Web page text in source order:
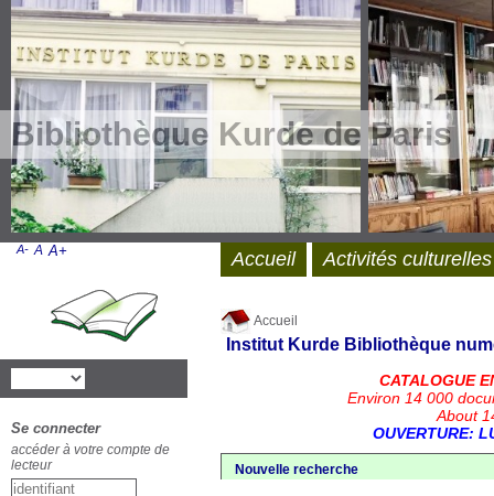
Bibliothèque Kurde de Paris
Accueil
Institut Kurde Bibliothèque
CATALOGUE
Environ 14 000
About
OUVERTURE:
Nouvelle recherche
Accueil Activités culturelles
A- A A+
Se connecter
accéder à votre compte de
lecteur